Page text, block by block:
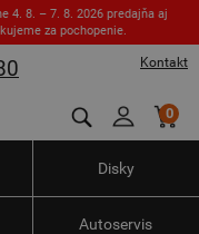
4. 8. – 7. 8. 2026 predajňa aj
za pochopenie.
Kontakt
0
Disky
Autoservis